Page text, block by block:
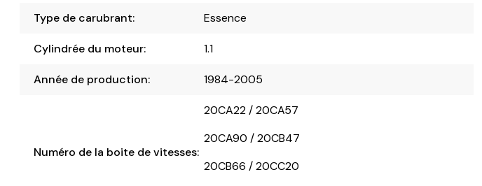
Type de carubrant: Essence
Cylindrée du moteur: 1.1
Année de production: 1984-2005
Numéro de la boite de vitesses:
20CA22 / 20CA57
20CA90 / 20CB47
20CB66 / 20CC20